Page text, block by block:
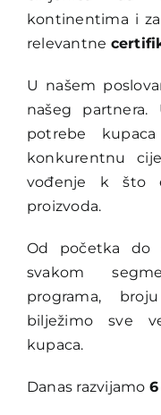
kontinentima i
relevantne
U našem
našeg partnera.
potrebe
konkurentnu
vođenje k što
proizvoda.
Od početka do
svakom
programa,
bilježimo sve
kupaca.
Danas razvijamo 6